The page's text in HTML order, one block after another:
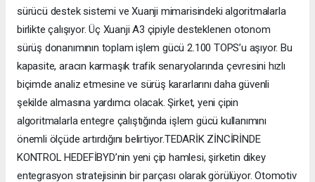
sürücü destek sistemi ve Xuanji mimarisindeki algoritmalarla
birlikte çalışıyor. Üç Xuanji A3 çipiyle desteklenen otonom
sürüş donanımının toplam işlem gücü 2.100 TOPS’u aşıyor. Bu
kapasite, aracın karmaşık trafik senaryolarında çevresini hızlı
biçimde analiz etmesine ve sürüş kararlarını daha güvenli
şekilde almasına yardımcı olacak. Şirket, yeni çipin
algoritmalarla entegre çalıştığında işlem gücü kullanımını
önemli ölçüde artırdığını belirtiyor.TEDARİK ZİNCİRİNDE
KONTROL HEDEFİBYD’nin yeni çip hamlesi, şirketin dikey
entegrasyon stratejisinin bir parçası olarak görülüyor. Otomotiv